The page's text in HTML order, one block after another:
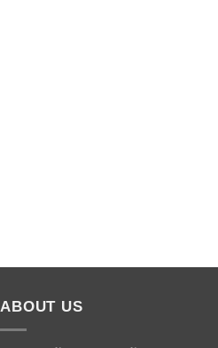
ABOUT US